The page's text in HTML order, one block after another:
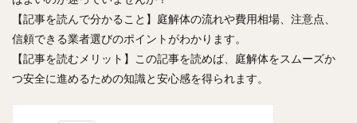
【記事を読んで分かること】庭解体の流れや費用相場、注意点、
信頼できる業者選びのポイントがわかります。
【記事を読むメリット】この記事を読めば、庭解体をスムーズか
つ安全に進めるための知識と安心感を得られます。